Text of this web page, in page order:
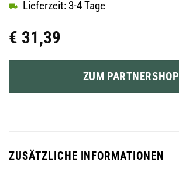
€ 31,39
Lieferzeit: 3-4 Tage
ZUM PARTNERSHOP
ZUSÄTZLICHE INFORMATIONEN